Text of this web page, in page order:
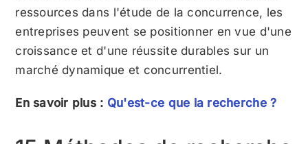
ressources dans l'étude de la concurrence, les
entreprises peuvent se positionner en vue d'une
croissance et d'une réussite durables sur un
marché dynamique et concurrentiel.
En savoir plus : Qu'est-ce que la recherche ?